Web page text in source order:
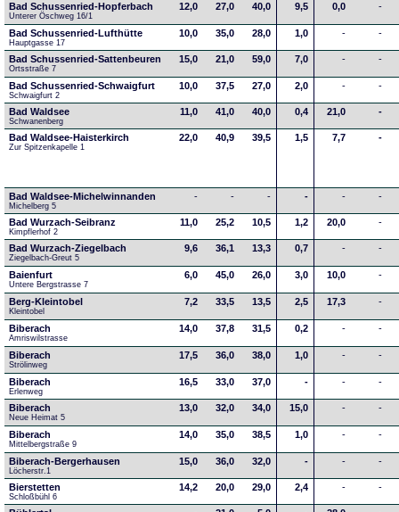
Bad Schussenried-Hopferbach
Unterer Öschweg 16/1
12,0 27,0 40,0 9,5 0,0 -
Bad Schussenried-Lufthütte
Hauptgasse 17
10,0 35,0 28,0 1,0 - -
Bad Schussenried-Sattenbeuren
Ortsstraße 7
15,0 21,0 59,0 7,0 - -
Bad Schussenried-Schwaigfurt
Schwaigfurt 2
10,0 37,5 27,0 2,0 - -
Bad Waldsee
Schwanenberg
11,0 41,0 40,0 0,4 21,0 -
Bad Waldsee-Haisterkirch
Zur Spitzenkapelle 1
22,0 40,9 39,5 1,5 7,7 -
Bad Waldsee-Michelwinnanden
Michelberg 5
- - - - - -
Bad Wurzach-Seibranz
Kimpflerhof 2
11,0 25,2 10,5 1,2 20,0 -
Bad Wurzach-Ziegelbach
Ziegelbach-Greut 5
9,6 36,1 13,3 0,7 - -
Baienfurt
Untere Bergstrasse 7
6,0 45,0 26,0 3,0 10,0 -
Berg-Kleintobel
Kleintobel
7,2 33,5 13,5 2,5 17,3 -
Biberach
Amriswilstrasse
14,0 37,8 31,5 0,2 - -
Biberach
Strölinweg
17,5 36,0 38,0 1,0 - -
Biberach
Erlenweg
16,5 33,0 37,0 - - -
Biberach
Neue Heimat 5
13,0 32,0 34,0 15,0 - -
Biberach
Mittelbergstraße 9
14,0 35,0 38,5 1,0 - -
Biberach-Bergerhausen
Löcherstr.1
15,0 36,0 32,0 - - -
Bierstetten
Schloßbühl 6
14,2 20,0 29,0 2,4 - -